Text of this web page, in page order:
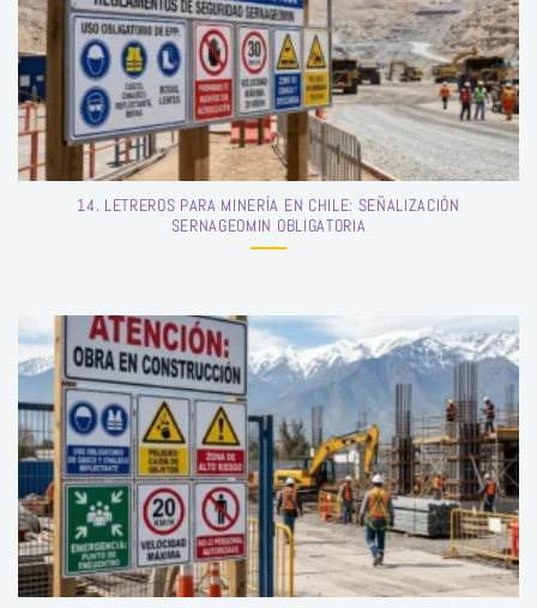
14. LETREROS PARA MINERÍA EN CHILE: SEÑALIZACIÓN
SERNAGEOMIN OBLIGATORIA